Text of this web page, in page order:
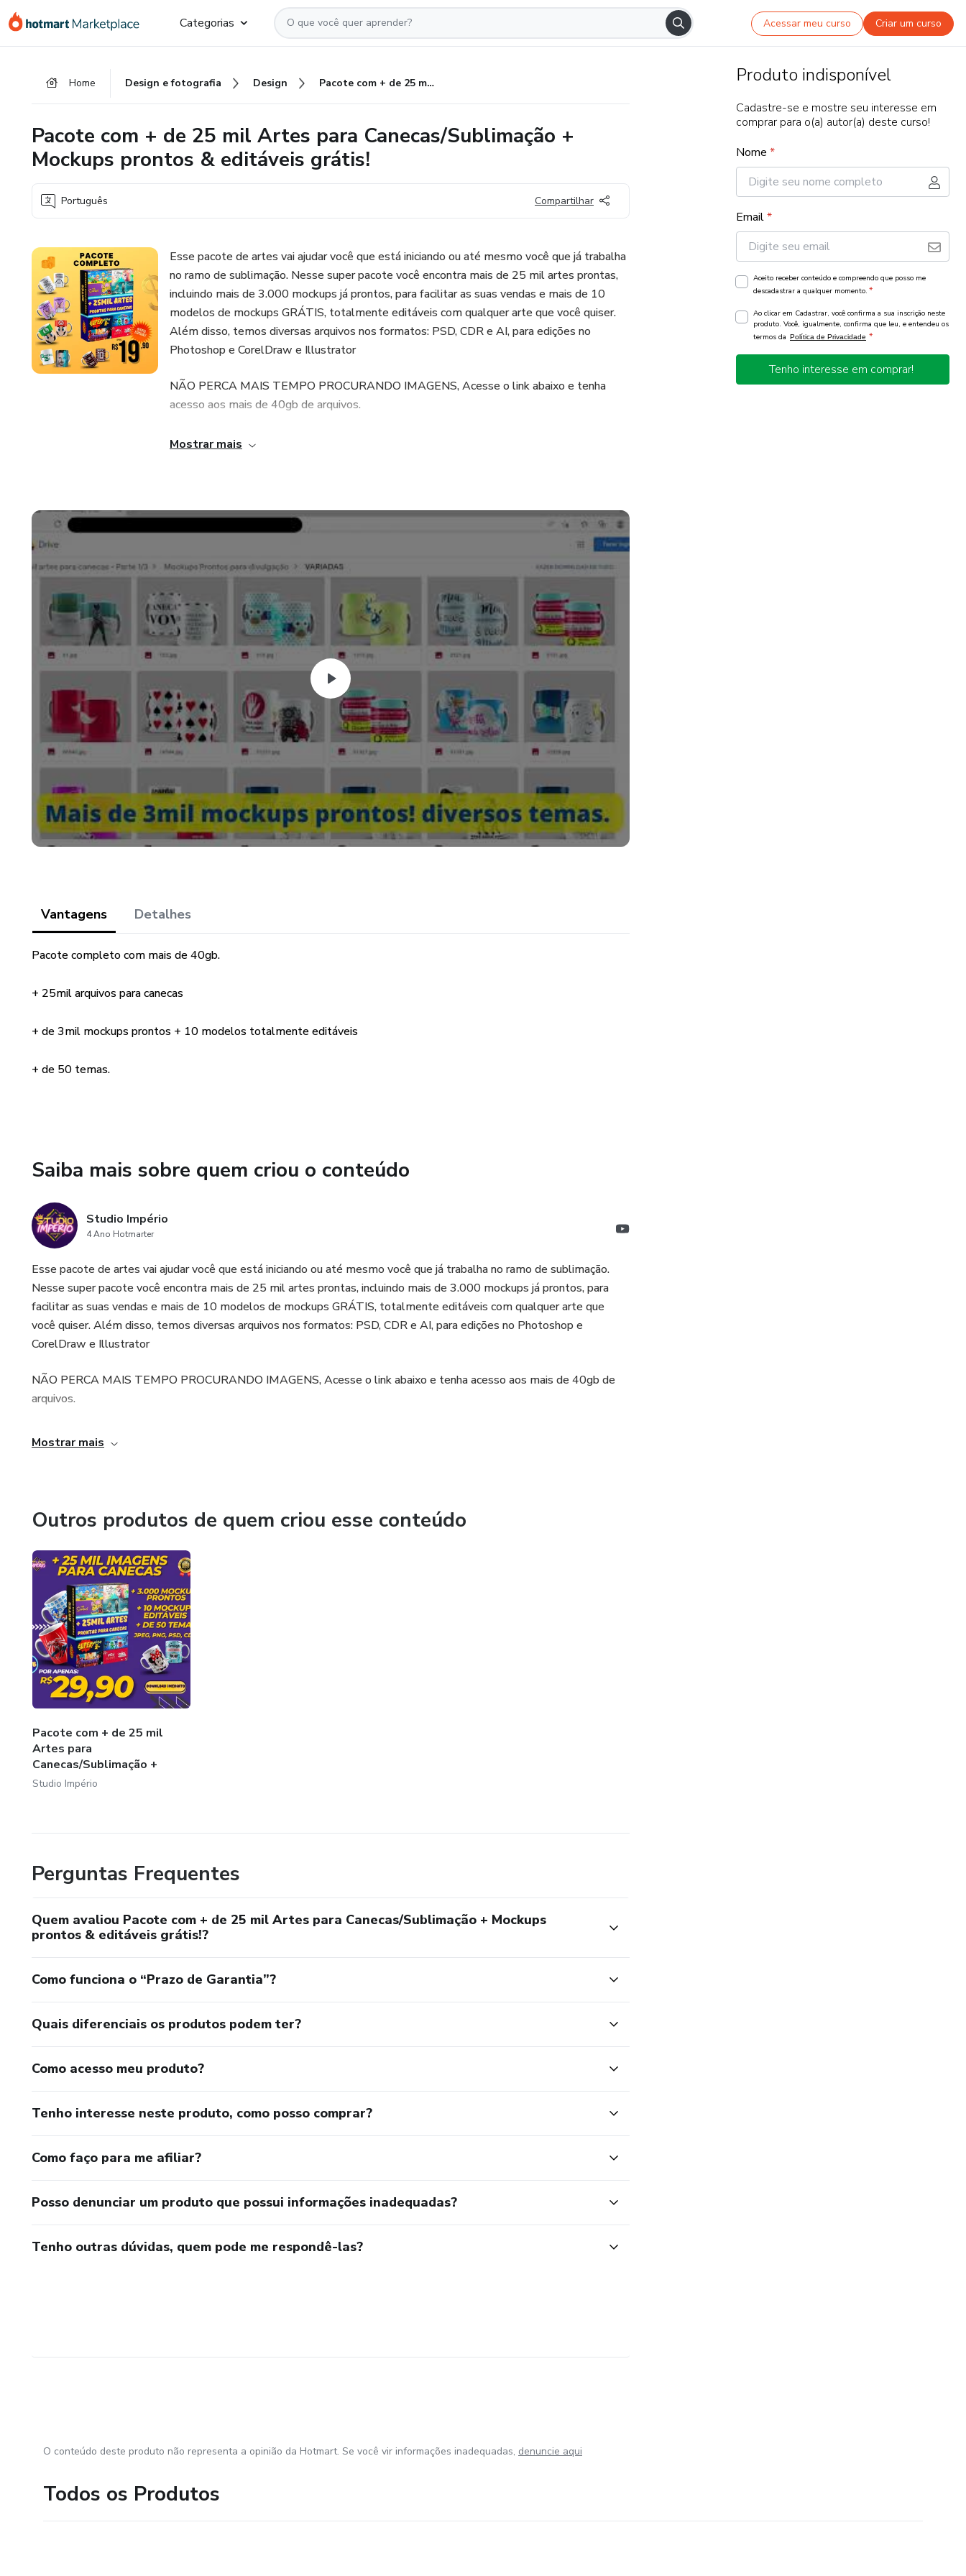
para
para
para
Categorias Acessar meu curso Criar um curso
Home Design e fotografia Design Pacote com + de 25 mil Artes para Canecas/Sublimação + Mockups prontos & editáveis grátis!
Pacote com + de 25 mil Artes para Canecas/Sublimação +
Mockups prontos & editáveis grátis!
Português Compartilhar
Esse pacote de artes vai ajudar você que está iniciando ou até mesmo você que já trabalha
no ramo de sublimação. Nesse super pacote você encontra mais de 25 mil artes prontas,
incluindo mais de 3.000 mockups já prontos, para facilitar as suas vendas e mais de 10
modelos de mockups GRÁTIS, totalmente editáveis com qualquer arte que você quiser.
Além disso, temos diversas arquivos nos formatos: PSD, CDR e AI, para edições no
Photoshop e CorelDraw e Illustrator
NÃO PERCA MAIS TEMPO PROCURANDO IMAGENS, Acesse o link abaixo e tenha
acesso aos mais de 40gb de arquivos.
Mostrar mais
Vantagens Detalhes
Pacote completo com mais de 40gb.
+ 25mil arquivos para canecas
+ de 3mil mockups prontos + 10 modelos totalmente editáveis
+ de 50 temas.
Saiba mais sobre quem criou o conteúdo
Studio Império
4 Ano Hotmarter
Esse pacote de artes vai ajudar você que está iniciando ou até mesmo você que já trabalha no ramo de sublimação.
Nesse super pacote você encontra mais de 25 mil artes prontas, incluindo mais de 3.000 mockups já prontos, para
facilitar as suas vendas e mais de 10 modelos de mockups GRÁTIS, totalmente editáveis com qualquer arte que
você quiser. Além disso, temos diversas arquivos nos formatos: PSD, CDR e AI, para edições no Photoshop e
CorelDraw e Illustrator
NÃO PERCA MAIS TEMPO PROCURANDO IMAGENS, Acesse o link abaixo e tenha acesso aos mais de 40gb de
arquivos.
Mostrar mais
Outros produtos de quem criou esse conteúdo
Pacote com + de 25 mil
Artes para
Canecas/Sublimação +
Mocku...
Studio Império
Perguntas Frequentes
Quem avaliou Pacote com + de 25 mil Artes para Canecas/Sublimação + Mockups
prontos & editáveis grátis!?
Como funciona o “Prazo de Garantia”?
Quais diferenciais os produtos podem ter?
Como acesso meu produto?
Tenho interesse neste produto, como posso comprar?
Como faço para me afiliar?
Posso denunciar um produto que possui informações inadequadas?
Tenho outras dúvidas, quem pode me respondê-las?
Produto indisponível
Cadastre-se e mostre seu interesse em
comprar para o(a) autor(a) deste curso!
Nome *
Email*
Aceito receber conteúdo e compreendo que posso me
descadastrar a qualquer momento. *
Ao clicar em Cadastrar, você confirma a sua inscrição neste
produto. Você, igualmente, confirma que leu, e entendeu os
termos da Política de Privacidade *
Tenho interesse em comprar!
O conteúdo deste produto não representa a opinião da Hotmart. Se você vir informações inadequadas, denuncie aqui
Todos os Produtos